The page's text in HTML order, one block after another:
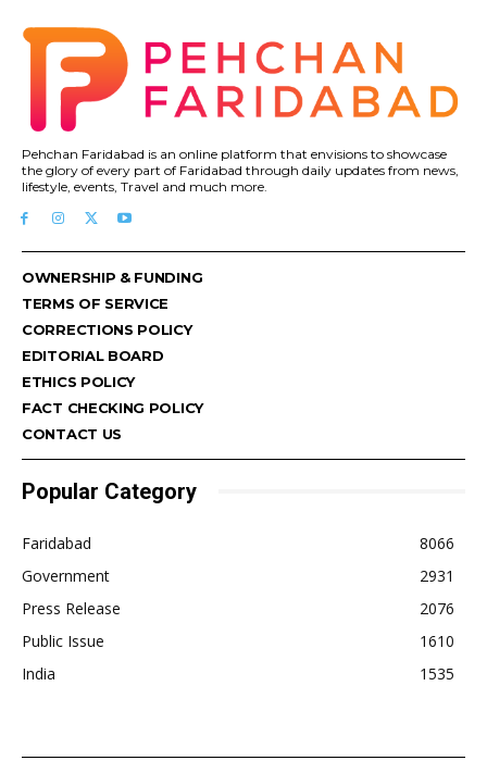
Pehchan Faridabad is an online platform that envisions to showcase
the glory of every part of Faridabad through daily updates from news,
lifestyle, events, Travel and much more.
OWNERSHIP & FUNDING
TERMS OF SERVICE
CORRECTIONS POLICY
EDITORIAL BOARD
ETHICS POLICY
FACT CHECKING POLICY
CONTACT US
Popular Category
Faridabad
8066
Government
2931
Press Release
2076
Public Issue
1610
India
1535